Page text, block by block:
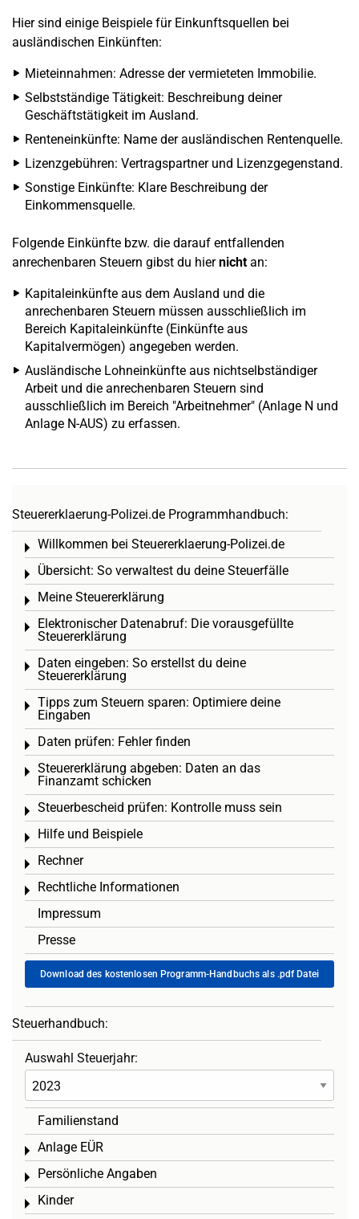
Hier sind einige Beispiele für Einkunftsquellen bei
ausländischen Einkünften:
Mieteinnahmen: Adresse der vermieteten Immobilie.
Selbstständige Tätigkeit: Beschreibung deiner
Geschäftstätigkeit im Ausland.
Renteneinkünfte: Name der ausländischen Rentenquelle.
Lizenzgebühren: Vertragspartner und Lizenzgegenstand.
Sonstige Einkünfte: Klare Beschreibung der
Einkommensquelle.
Folgende Einkünfte bzw. die darauf entfallenden
anrechenbaren Steuern gibst du hiernichtan:
Kapitaleinkünfte aus dem Ausland und die
anrechenbaren Steuern müssen ausschließlich im
Bereich Kapitaleinkünfte (Einkünfte aus
Kapitalvermögen) angegeben werden.
Ausländische Lohneinkünfte aus nichtselbständiger
Arbeit und die anrechenbaren Steuern sind
ausschließlich im Bereich "Arbeitnehmer" (Anlage N und
Anlage N-AUS) zu erfassen.
Steuererklaerung-Polizei.de Programmhandbuch:
Willkommen bei Steuererklaerung-Polizei.de
Toggle menu
Übersicht: So verwaltest du deine Steuerfälle
Toggle menu
Meine Steuererklärung
Toggle menu
Elektronischer Datenabruf: Die vorausgefüllte
Steuererklärung
Toggle menu
Daten eingeben: So erstellst du deine
Steuererklärung
Toggle menu
Tipps zum Steuern sparen: Optimiere deine
Eingaben
Toggle menu
Daten prüfen: Fehler finden
Toggle menu
Steuererklärung abgeben: Daten an das
Finanzamt schicken
Toggle menu
Steuerbescheid prüfen: Kontrolle muss sein
Toggle menu
Hilfe und Beispiele
Toggle menu
Rechner
Toggle menu
Rechtliche Informationen
Toggle menu
Impressum
Presse
Download des kostenlosen Programm-Handbuchs als .pdf Datei
Steuerhandbuch:
Auswahl Steuerjahr:
Familienstand
Anlage EÜR
Toggle menu
Persönliche Angaben
Toggle menu
Kinder
Toggle menu